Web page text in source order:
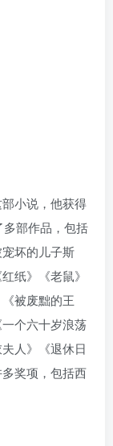
小说，他获得
部作品，包括
坏的儿子斯
纸》《老鼠》
被废黜的王
个六十岁浪荡
人》《退休日
奖项，包括西